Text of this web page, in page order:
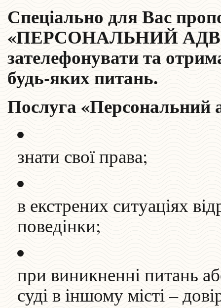
Спеціально для Вас
«ПЕРСОНАЛЬНИЙ
зателефонувати та
будь-яких питань.
Послуга «Персональний
знати свої права;
в екстрених ситуаціях
поведінки;
при виникненні питань
суді в іншому місті –